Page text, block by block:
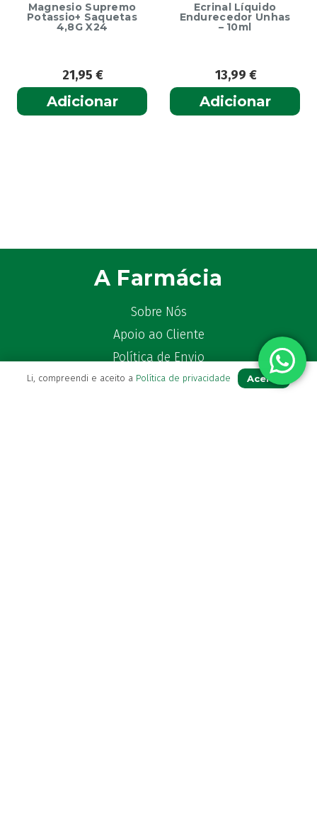
Magnesio Supremo
Potassio+ Saquetas
4,8G X24
21,95€
Adicionar
Ecrinal Líquido
Endurecedor Unhas
– 10ml
13,99€
Adicionar
A Farmácia
Sobre Nós
Apoio ao Cliente
Política de Envio
Política de privacidade
Li, compreendi e aceito a Política de privacidade Aceito